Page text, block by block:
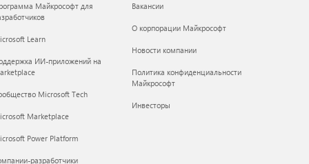
Майкрософт для
Learn
ИИ-приложений на
Microsoft Tech
Marketplace
Power Platform
разработчики
Вакансии
О корпорации Майкрософт
Новости компании
Политика конфиденциальности
Майкрософт
Инвесторы